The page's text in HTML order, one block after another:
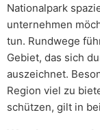
Nationalpark
unternehmen
tun. Rundwege
Gebiet, das sich
auszeichnet.
Region viel zu
schützen, gilt in